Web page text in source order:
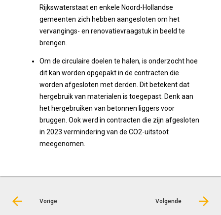
Rijkswaterstaat en enkele Noord-Hollandse
gemeenten zich hebben aangesloten om het
vervangings- en renovatievraagstuk in beeld te
brengen.
Om de circulaire doelen te halen, is onderzocht hoe
dit kan worden opgepakt in de contracten die
worden afgesloten met derden. Dit betekent dat
hergebruik van materialen is toegepast. Denk aan
het hergebruiken van betonnen liggers voor
bruggen. Ook werd in contracten die zijn afgesloten
in 2023 vermindering van de CO2-uitstoot
meegenomen.
Vorige Volgende